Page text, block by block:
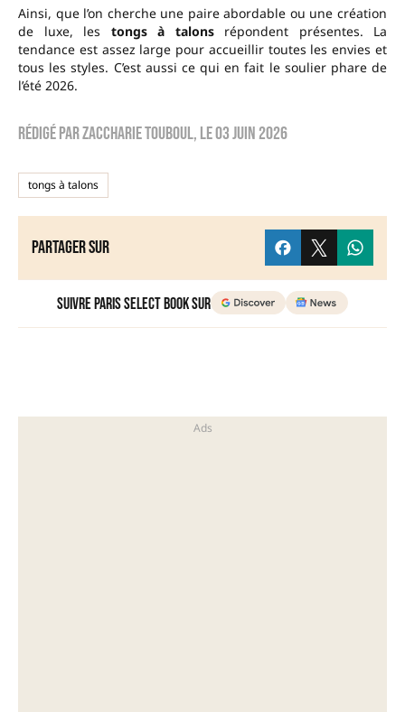
Ainsi, que l’on cherche une paire abordable ou une création
de luxe, les tongs à talonsrépondent présentes. La
tendance est assez large pour accueillir toutes les envies et
tous les styles. C’est aussi ce qui en fait le soulier phare de
l’été 2026.
Rédigé parzaccharie touboul, le03 juin 2026
tongs à talons
Partager sur
Suivre Paris Select Book sur